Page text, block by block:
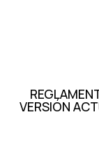
VERSIÓN